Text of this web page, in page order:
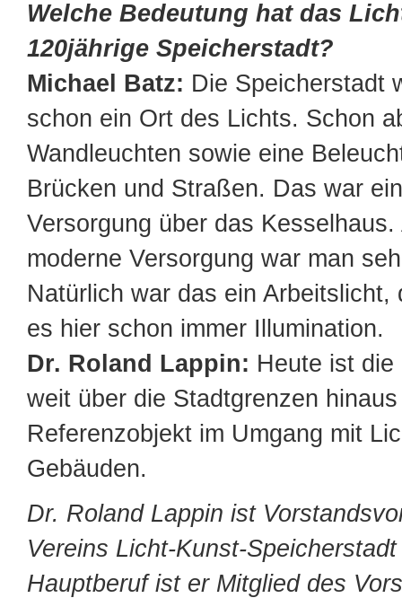
Welche Bedeutung hat das
120jährige Speicherstadt?
Michael Batz: Die Speicherstadt
schon ein Ort des Lichts. Schon
Wandleuchten sowie eine
Brücken und Straßen. Das war
Versorgung über das Kesselhaus.
moderne Versorgung war man
Natürlich war das ein Arbeitslicht,
es hier schon immer Illumination.
Dr. Roland Lappin: Heute ist
weit über die Stadtgrenzen
Referenzobjekt im Umgang mit
Gebäuden.
Dr. Roland Lappin ist
Vereins Licht-Kunst-Speicherstadt
Hauptberuf ist er Mitglied des